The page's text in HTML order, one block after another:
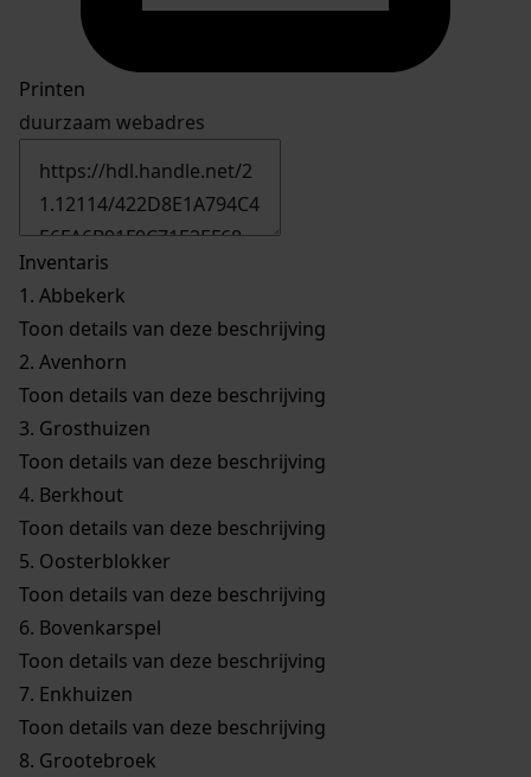
Printen
duurzaam webadres
Inventaris
1. Abbekerk
Toon details van deze beschrijving
2. Avenhorn
Toon details van deze beschrijving
3. Grosthuizen
Toon details van deze beschrijving
4. Berkhout
Toon details van deze beschrijving
5. Oosterblokker
Toon details van deze beschrijving
6. Bovenkarspel
Toon details van deze beschrijving
7. Enkhuizen
Toon details van deze beschrijving
8. Grootebroek